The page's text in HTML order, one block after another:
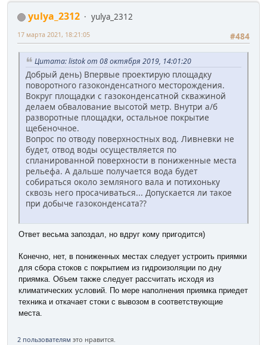
yulya_2312
yulya_2312
#484
17 марта 2021, 18:21:05
Цитата: listok от 08 октября 2019, 14:01:20
Добрый день) Впервые проектирую площадку
поворотного газоконденсатного месторождения.
Вокруг площадки с газоконденсатной скважиной
делаем обвалование высотой метр. Внутри а/б
разворотные площадки, остальное покрытие
щебеночное.
Вопрос по отводу поверхностных вод. Ливневки не
будет, отвод воды осуществляется по
спланированной поверхности в пониженные места
рельефа. А дальше получается вода будет
собираться около земляного вала и потихоньку
сквозь него просачиваться... Допускается ли такое
при добыче газоконденсата??
Ответ весьма запоздал, но вдруг кому пригодится)
Конечно, нет, в пониженных местах следует устроить приямки
для сбора стоков с покрытием из гидроизоляции по дну
приямка. Объем также следует рассчитать исходя из
климатических условий. По мере наполнения приямка приедет
техника и откачает стоки с вывозом в соответствующие
места.
2 пользователям это нравится.